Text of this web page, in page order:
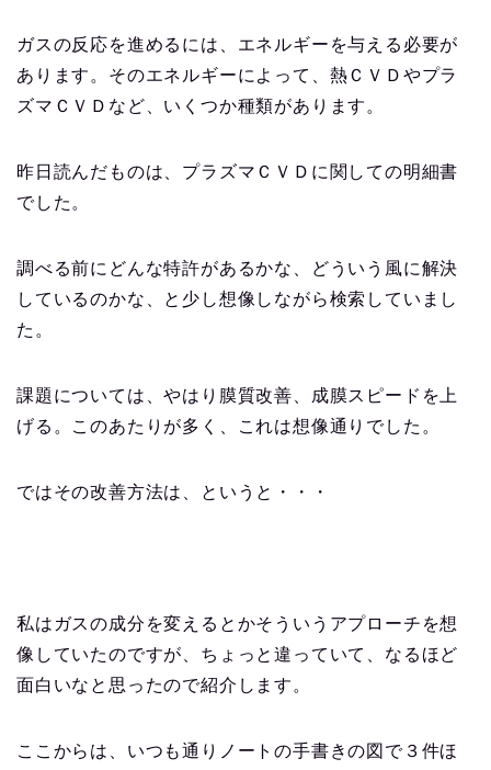
ガスの反応を進めるには、エネルギーを与える必要が
あります。そのエネルギーによって、熱ＣＶＤやプラ
ズマＣＶＤなど、いくつか種類があります。
昨日読んだものは、プラズマＣＶＤに関しての明細書
でした。
調べる前にどんな特許があるかな、どういう風に解決
しているのかな、と少し想像しながら検索していまし
た。
課題については、やはり膜質改善、成膜スピードを上
げる。このあたりが多く、これは想像通りでした。
ではその改善方法は、というと・・・
私はガスの成分を変えるとかそういうアプローチを想
像していたのですが、ちょっと違っていて、なるほど
面白いなと思ったので紹介します。
ここからは、いつも通りノートの手書きの図で３件ほ